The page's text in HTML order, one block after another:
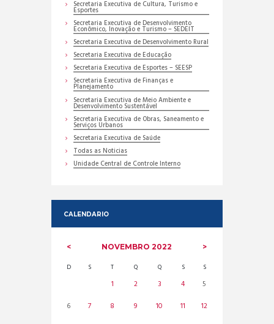
Secretaria Executiva de Cultura, Turismo e
Esportes
Secretaria Executiva de Desenvolvimento
Econômico, Inovação e Turismo – SEDEIT
Secretaria Executiva de Desenvolvimento Rural
Secretaria Executiva de Educação
Secretaria Executiva de Esportes – SEESP
Secretaria Executiva de Finanças e
Planejamento
Secretaria Executiva de Meio Ambiente e
Desenvolvimento Sustentável
Secretaria Executiva de Obras, Saneamento e
Serviços Urbanos
Secretaria Executiva de Saúde
Todas as Noticias
Unidade Central de Controle Interno
CALENDARIO
NOVEMBRO 2022
D S T Q Q S S
1 2 3 4
5
6
7 8 9 10 11
12